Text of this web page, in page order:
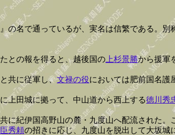
の名で通っているが、実名は信繁である。
との報を得ると、越後国の 上杉景勝から援軍
共に従軍し、文禄の役においては肥前国名護
上田城に拠って、中山道から西上する徳川秀
紀伊国高野山の麓・九度山へ配流された。
秀頼の招きに応じ、九度山を脱出して大坂城